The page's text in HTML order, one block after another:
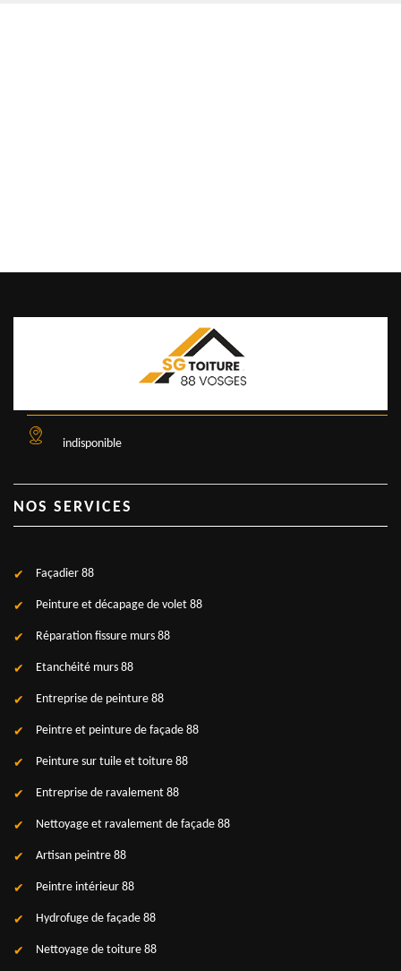
indisponible
NOS SERVICES
Façadier 88
Peinture et décapage de volet 88
Réparation fissure murs 88
Etanchéité murs 88
Entreprise de peinture 88
Peintre et peinture de façade 88
Peinture sur tuile et toiture 88
Entreprise de ravalement 88
Nettoyage et ravalement de façade 88
Artisan peintre 88
Peintre intérieur 88
Hydrofuge de façade 88
Nettoyage de toiture 88